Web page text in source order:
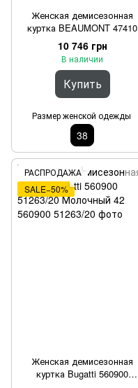
Женская демисезонная
куртка BEAUMONT 47410
CHICA 5980 Бежевый 38
10 746 грн
В наличии
Купить
Размер женской одежды
38
РАСПРОДАЖА
SALE−50%
Женская демисезонная
куртка Bugatti 560900